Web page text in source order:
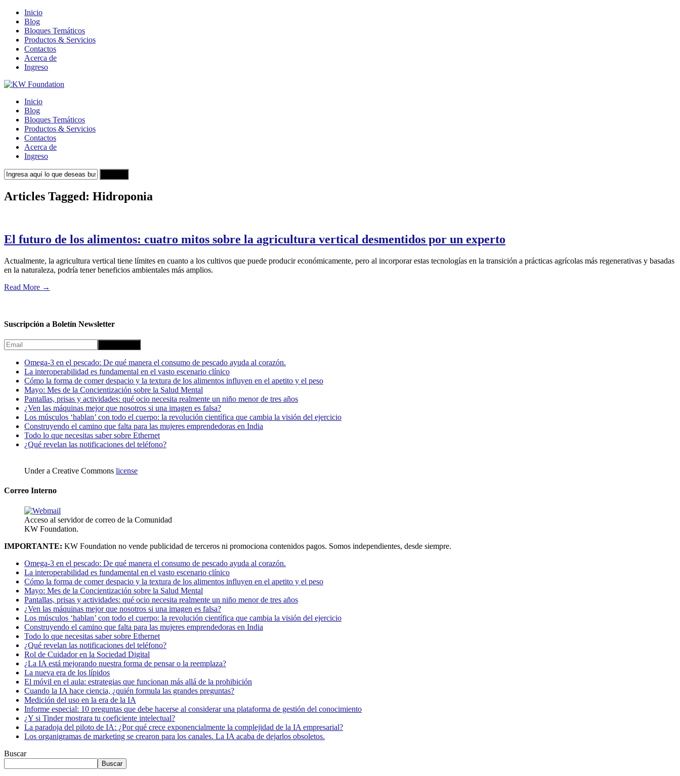
Inicio
Blog
Bloques Temáticos
Productos & Servicios
Contactos
Acerca de
Ingreso
Inicio
Blog
Bloques Temáticos
Productos & Servicios
Contactos
Acerca de
Ingreso
Articles Tagged: Hidroponia
El futuro de los alimentos: cuatro mitos sobre la agricultura vertical desmentidos por un experto
Actualmente, la agricultura vertical tiene límites en cuanto a los cultivos que puede producir económicamente, pero al incorporar estas tecnologías en la transición a prácticas agrícolas más regenerativas y basadas
en la naturaleza, podría tener beneficios ambientales más amplios.
Read More →
Suscripción a Boletín Newsletter
Omega-3 en el pescado: De qué manera el consumo de pescado ayuda al corazón.
La interoperabilidad es fundamental en el vasto escenario clínico
Cómo la forma de comer despacio y la textura de los alimentos influyen en el apetito y el peso
Mayo: Mes de la Concientización sobre la Salud Mental
Pantallas, prisas y actividades: qué ocio necesita realmente un niño menor de tres años
¿Ven las máquinas mejor que nosotros si una imagen es falsa?
Los músculos ‘hablan’ con todo el cuerpo: la revolución científica que cambia la visión del ejercicio
Construyendo el camino que falta para las mujeres emprendedoras en India
Todo lo que necesitas saber sobre Ethernet
¿Qué revelan las notificaciones del teléfono?
Under a Creative Commons license
Correo Interno
Acceso al servidor de correo de la Comunidad
KW Foundation.
IMPORTANTE: KW Foundation no vende publicidad de terceros ni promociona contenidos pagos. Somos independientes, desde siempre.
Omega-3 en el pescado: De qué manera el consumo de pescado ayuda al corazón.
La interoperabilidad es fundamental en el vasto escenario clínico
Cómo la forma de comer despacio y la textura de los alimentos influyen en el apetito y el peso
Mayo: Mes de la Concientización sobre la Salud Mental
Pantallas, prisas y actividades: qué ocio necesita realmente un niño menor de tres años
¿Ven las máquinas mejor que nosotros si una imagen es falsa?
Los músculos ‘hablan’ con todo el cuerpo: la revolución científica que cambia la visión del ejercicio
Construyendo el camino que falta para las mujeres emprendedoras en India
Todo lo que necesitas saber sobre Ethernet
¿Qué revelan las notificaciones del teléfono?
Rol de Cuidador en la Sociedad Digital
¿La IA está mejorando nuestra forma de pensar o la reemplaza?
La nueva era de los lípidos
El móvil en el aula: estrategias que funcionan más allá de la prohibición
Cuando la IA hace ciencia, ¿quién formula las grandes preguntas?
Medición del uso en la era de la IA
Informe especial: 10 preguntas que debe hacerse al considerar una plataforma de gestión del conocimiento
¿Y si Tinder mostrara tu coeficiente intelectual?
La paradoja del piloto de IA: ¿Por qué crece exponencialmente la complejidad de la IA empresarial?
Los organigramas de marketing se crearon para los canales. La IA acaba de dejarlos obsoletos.
Buscar
Buscar